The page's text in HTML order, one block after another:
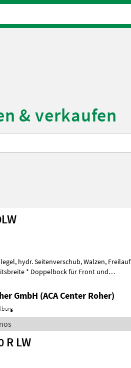
& verkaufen
hydr. Seitenverschub, Walzen, Freilauf
* Doppelbock für Front und
GmbH (ACA Center Roher)
R LW